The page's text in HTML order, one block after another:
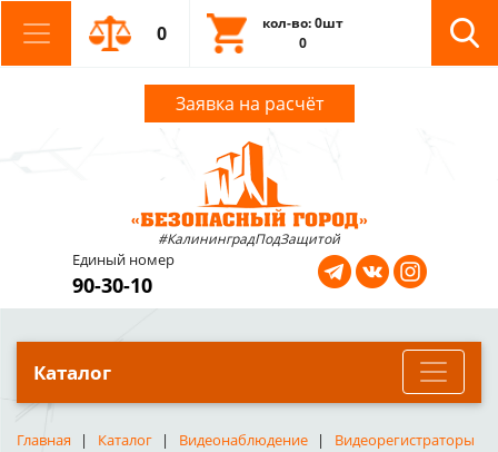
0
кол-во: 0шт
0
Заявка на расчёт
#КалининградПодЗащитой
Единый номер
90-30-10
Каталог
Главная Каталог Видеонаблюдение
Видеорегистраторы